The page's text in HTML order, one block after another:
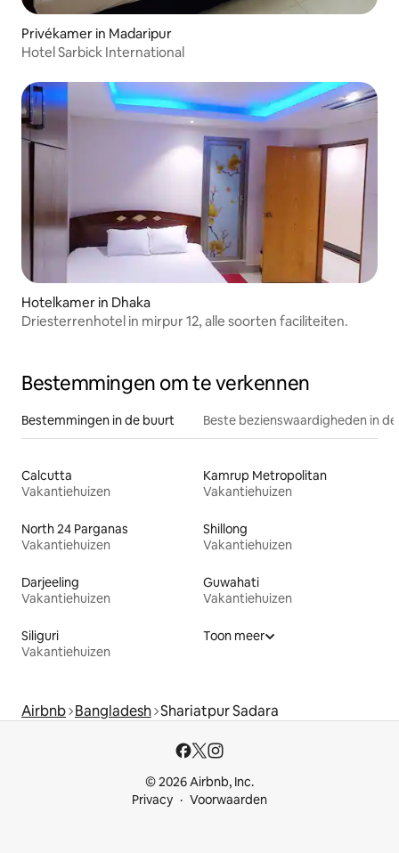
Privékamer in Madaripur
Hotel Sarbick International
Hotelkamer in Dhaka
Driesterrenhotel in mirpur 12, alle soorten faciliteiten.
Bestemmingen om te verkennen
Bestemmingen in de buurt Beste bezienswaardigheden in
Calcutta
Vakantiehuizen
Kamrup Metropolitan
Vakantiehuizen
North 24 Parganas
Vakantiehuizen
Shillong
Vakantiehuizen
Darjeeling
Vakantiehuizen
Guwahati
Vakantiehuizen
Siliguri
Vakantiehuizen
Toon meer
Airbnb Bangladesh Shariatpur Sadara
© 2026 Airbnb, Inc.
Privacy
Voorwaarden